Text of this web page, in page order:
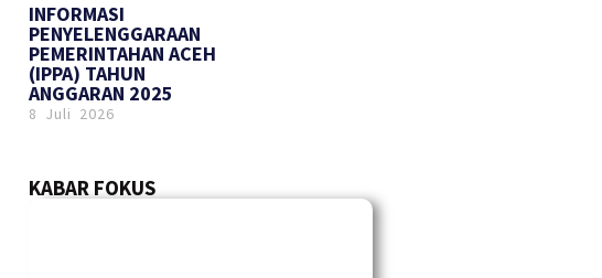
INFORMASI
PENYELENGGARAAN
PEMERINTAHAN ACEH
(IPPA) TAHUN
ANGGARAN 2025
8 Juli 2026
KABAR FOKUS